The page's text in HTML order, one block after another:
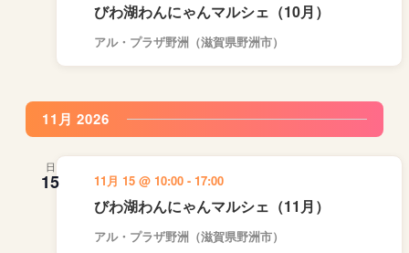
びわ湖わんにゃんマルシェ（10月）
アル・プラザ野洲（滋賀県野洲市）
11月 2026
日
15
びわ湖わんにゃんマルシェ（11月）
11月 15 @ 10:00 - 17:00
アル・プラザ野洲（滋賀県野洲市）